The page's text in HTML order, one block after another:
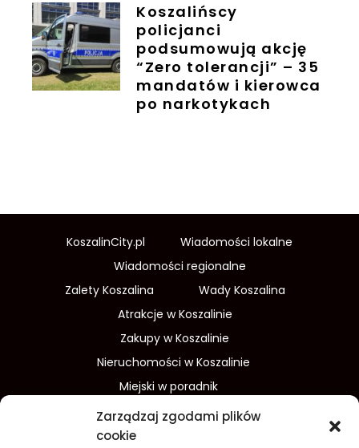
Zarządzaj zgodami plików
cookie
Koszalińscy
policjanci
podsumowują akcję
“Zero tolerancji” – 35
mandatów i kierowca
po narkotykach
KoszalinCity.pl
Wiadomości lokalne
Wiadomości regionalne
Zalety Koszalina
Wady Koszalina
Atrakcje w Koszalinie
Zakupy w Koszalinie
Nieruchomości w Koszalinie
Miejski w poradnik
Wydarzenia w Koszalinie
Sport w Koszalinie